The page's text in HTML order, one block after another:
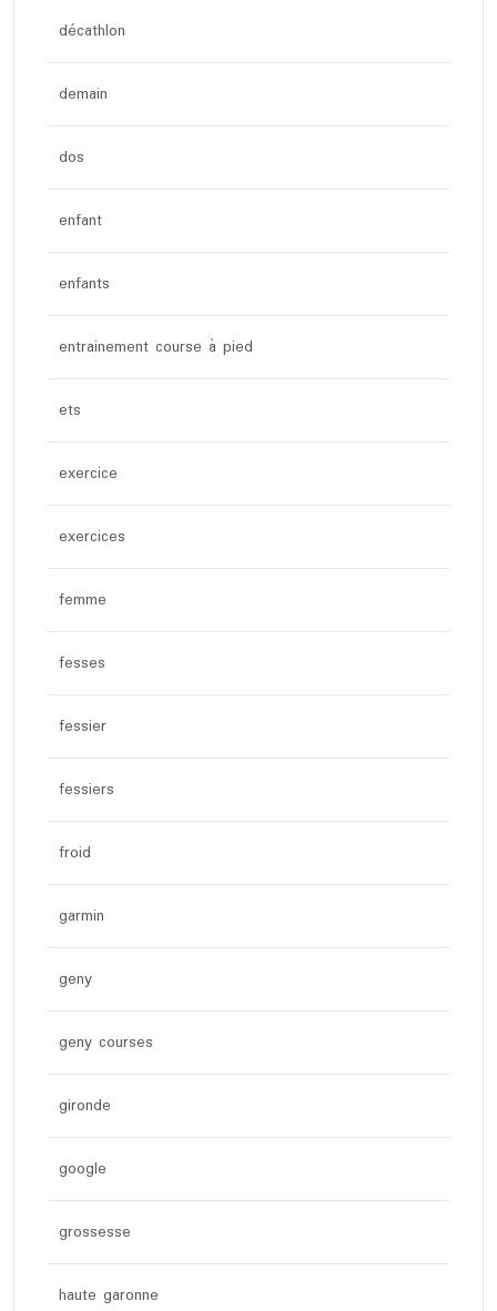
décathlon
demain
dos
enfant
enfants
entrainement course à pied
ets
exercice
exercices
femme
fesses
fessier
fessiers
froid
garmin
geny
geny courses
gironde
google
grossesse
haute garonne